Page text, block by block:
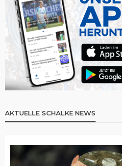
AKTUELLE SCHALKE NEWS